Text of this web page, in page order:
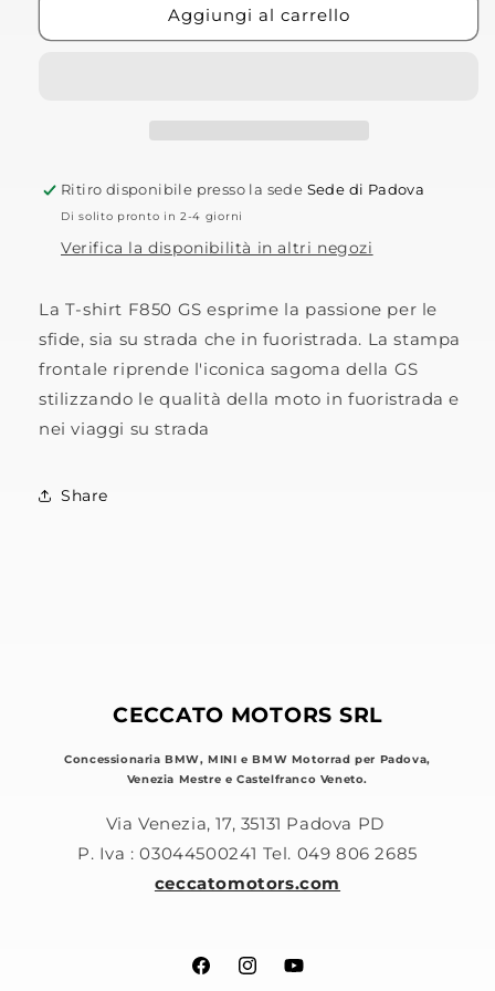
shirt
T-
shirt
Aggiungi al carrello
Ritiro disponibile presso la sede Sede di Padova
Di solito pronto in 2-4 giorni
Verifica la disponibilità in altri negozi
La T-shirt F850 GS esprime la passione per le
sfide, sia su strada che in fuoristrada. La stampa
frontale riprende l'iconica sagoma della GS
stilizzando le qualità della moto in fuoristrada e
nei viaggi su strada
Share
CECCATO MOTORS SRL
Concessionaria BMW, MINI e BMW Motorrad per Padova,
Venezia Mestre e Castelfranco Veneto.
Via Venezia, 17, 35131 Padova PD
P. Iva : 03044500241 Tel. 049 806 2685
ceccatomotors.com
FacebookInstagramYouTube